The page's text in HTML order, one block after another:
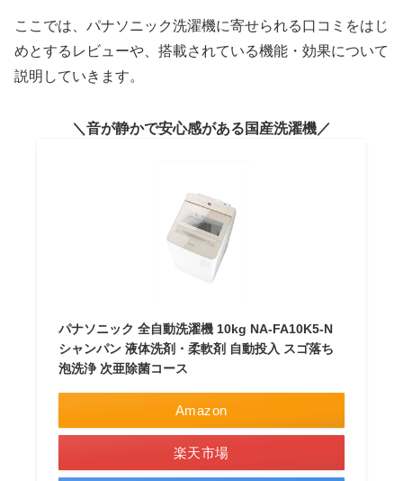
ここでは、パナソニック洗濯機に寄せられる口コミをはじ
めとするレビューや、搭載されている機能・効果について
説明していきます。
音が静かで安心感がある国産洗濯機
パナソニック 全自動洗濯機 10kg NA-FA10K5-N
シャンパン 液体洗剤・柔軟剤 自動投入 スゴ落ち
泡洗浄 次亜除菌コース
Amazon
楽天市場